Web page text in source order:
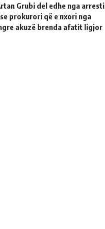
Grubi del edhe nga arresti
prokurori që e nxori nga
akuzë brenda afatit ligjor